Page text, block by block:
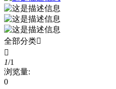
全部分类

1/1
浏览量:
0